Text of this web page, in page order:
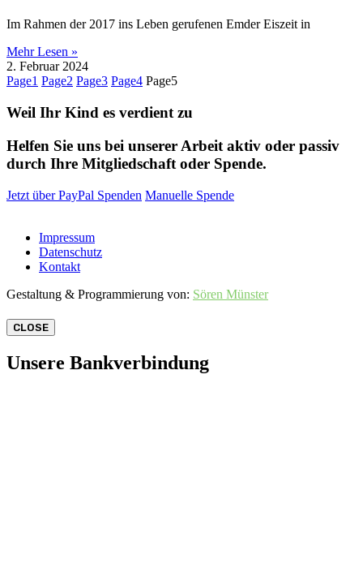
Im Rahmen der 2017 ins Leben gerufenen Emder Eiszeit in
Mehr Lesen »
2. Februar 2024
Page1 Page2 Page3 Page4 Page5
Weil Ihr Kind es verdient zu
Helfen Sie uns bei unserer Arbeit aktiv oder passiv
durch Ihre Mitgliedschaft oder Spende.
Jetzt über PayPal Spenden Manuelle Spende
Impressum
Datenschutz
Kontakt
Gestaltung & Programmierung von: Sören Münster
CLOSE
Unsere Bankverbindung